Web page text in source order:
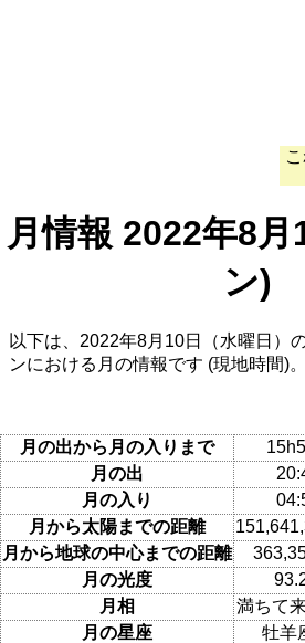
月情報 2022年8
ン)
以下は、2022年8月10日（水曜日）
ンにおける月の情報です (現地時間)。
月の出から月の入りまで
月の出
月の入り
月から太陽までの距離
月から地球の中心までの距離
月の光度
月相
満ちて
月の星座
牡羊